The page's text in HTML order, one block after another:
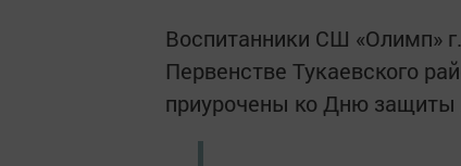
Воспитанники СШ «Олимп»
Первенстве Тукаевского
приурочены ко Дню защиты